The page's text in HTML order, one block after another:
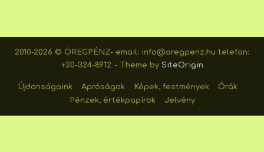
2010-2026 © ÖREGPÉNZ- email: info@oregpenz.hu telefon:
+30-324-8912
Theme by SiteOrigin
Újdonságaink Apróságok Képek, festmények
Órák
Pénzek, értékpapírok
Jelvény